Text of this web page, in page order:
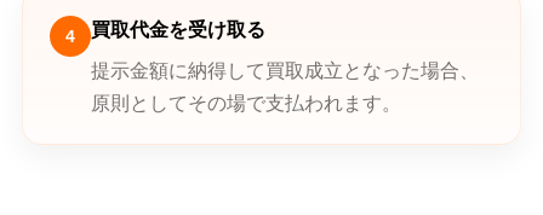
4
買取代金を受け取る
提示金額に納得して買取成立となった場合、
原則としてその場で支払われます。